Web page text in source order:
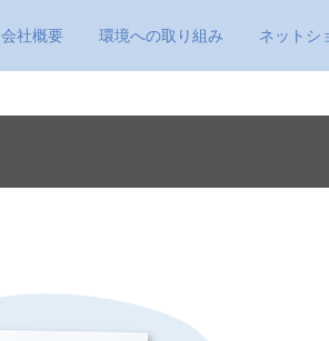
会社概要 環境への取り組み ネットシ